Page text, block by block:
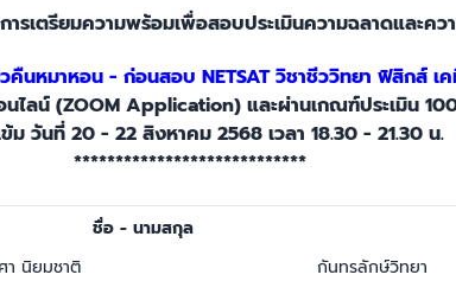
รเตรียมความพร้อมเพื่อสอบประเมินความฉลาดและคว
คืนหมาหอน - ก่อนสอบ NETSAT วิชาชีววิทยา ฟิสิกส์ เ
ไลน์ (ZOOM Application) และผ่านเกณฑ์ประเมิน
ม วันที่ 20 - 22 สิงหาคม 2568 เวลา 18.30 - 21.30 น.
****************************
ชื่อ - นามสกุล
า นิยมชาติ
กันทรลักษ์วิทยา